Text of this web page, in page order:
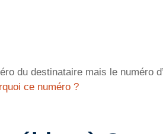
du destinataire mais le
ce numéro ?